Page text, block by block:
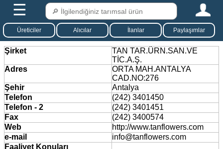
☰
Üreticiler Alıcılar İlanlar Paylaşımlar
Şirket
TAN TAR.ÜRN.SAN.VE
TİC.A.Ş.
Adres
ORTA MAH.ANTALYA
CAD.NO:276
Şehir
Antalya
Telefon
(242) 3401450
Telefon - 2
(242) 3401451
Fax
(242) 3400574
Web
http://www.tanflowers.com
e-mail
info@tanflowers.com
Faaliyet Konuları